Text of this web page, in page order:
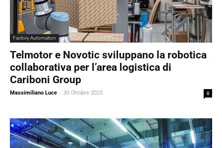
Factory Automation
Telmotor e Novotic sviluppano la robotica
collaborativa per l’area logistica di
Cariboni Group
Massimiliano Luce - 30 Ottobre 2023 0